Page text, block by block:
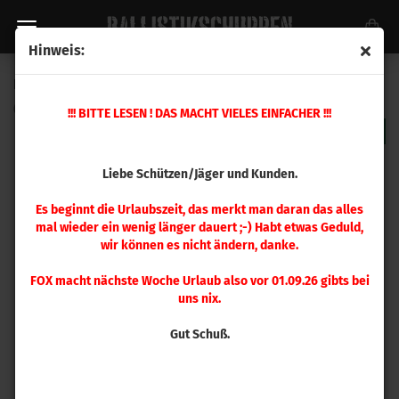
Hinweis:
!!! BITTE LESEN ! DAS MACHT VIELES EINFACHER !!!
Liebe Schützen/Jäger und Kunden.
Es beginnt die Urlaubszeit, das merkt man daran das alles
mal wieder ein wenig länger dauert ;-) Habt etwas Geduld,
wir können es nicht ändern, danke.
FOX macht nächste Woche Urlaub also vor 01.09.26 gibts bei
uns nix.
Gut Schuß.
9437)